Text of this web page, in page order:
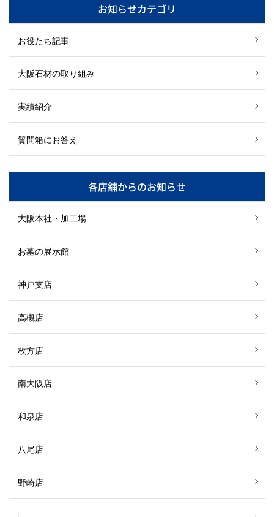
お知らせカテゴリ
お役たち記事
大阪石材の取り組み
実績紹介
質問箱にお答え
各店舗からのお知らせ
大阪本社・加工場
お墓の展示館
神戸支店
高槻店
枚方店
南大阪店
和泉店
八尾店
野崎店